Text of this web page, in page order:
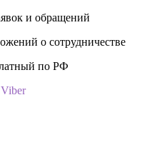
и обращений
о сотрудничестве
по РФ
Viber